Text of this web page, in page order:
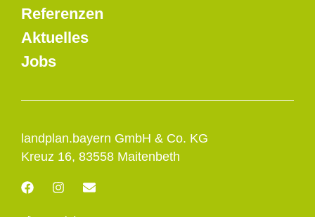
landplan.bayern GmbH & Co. KG
Kreuz 16, 83558 Maitenbeth
F
a
I
E
Referenzen
Aktuelles
Jobs